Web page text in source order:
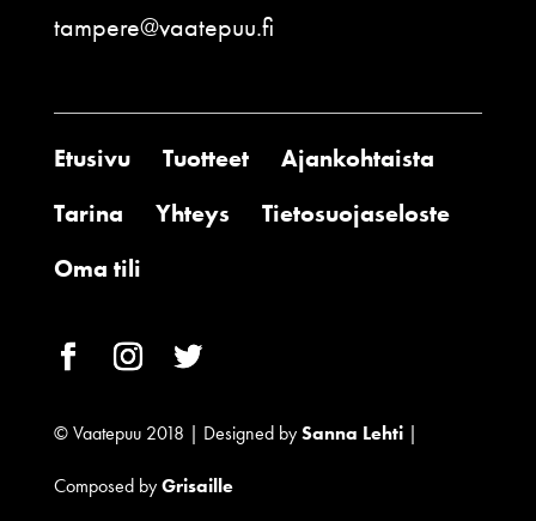
tampere@vaatepuu.fi
Etusivu Tuotteet
Ajankohtaista
Tarina
Yhteys
Tietosuojaseloste
Oma tili
© Vaatepuu 2018 | Designed bySanna Lehti|
Composed byGrisaille